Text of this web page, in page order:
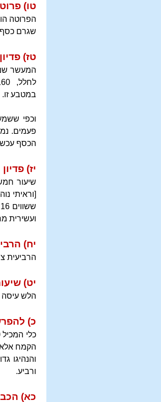
טו)
שגרם כסף שווה
טז)
במטבע זו.
הכסף
יז)
ועשירית
יח)
הרביעית צריך שיהיה בו בית
יט)
הלש עיסה מקמח של קילו עם
כ)
הקמח אלא
והנהיגו
ורביע.
כא)